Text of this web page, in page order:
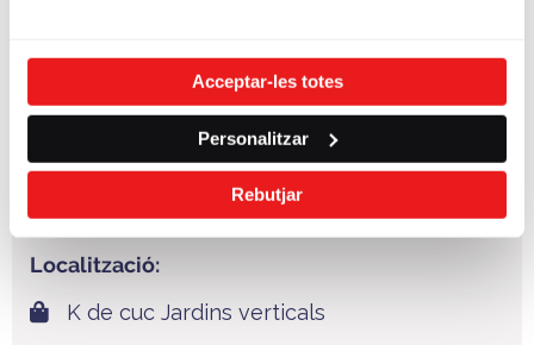
Acceptar-les totes
Personalitzar
Rebutjar
Localització:
K de cuc Jardins verticals